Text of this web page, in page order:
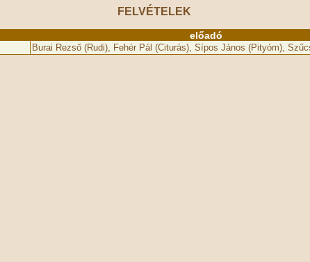
FELVÉTELEK
előadó
Burai Rezső (Rudi), Fehér Pál (Citurás), Sípos János (Pityóm),